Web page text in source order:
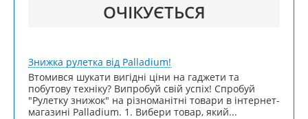
ОЧІКУЄТЬСЯ
Знижка рулетка від Palladium!
Втомився шукати вигідні ціни на гаджети та
побутову техніку? Випробуй свій успіх! Спробуй
"Рулетку знижок" на різноманітні товари в інтернет-
магазині Palladium. 1. Вибери товар, який...